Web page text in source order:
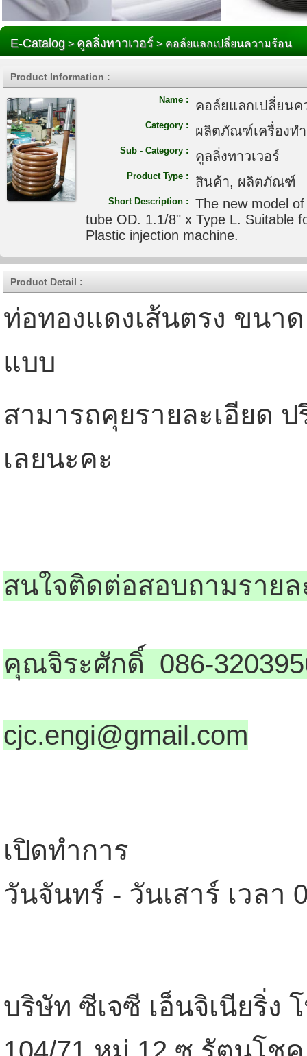
E-Catalog > คูลลิ่งทาวเวอร์ > คอล์ยแลกเปลี่ยนความร้อน
Product Information :
Name : คอล์ยแลกเปลี่ยนค
Category : ผลิตภัณฑ์เครื่องท
Sub - Category : คูลลิ่งทาวเวอร์
Product Type : สินค้า, ผลิตภัณฑ์
Short Description :
The new model
tube OD. 1.1/8" x Type L. Suitable
Plastic injection machine.
Product Detail :
ท่อทองแดงเส้นตรง ขนา
แบบ
สามารถคุยรายละเอียด
เลยนะคะ
สนใจติดต่อสอบถามราย
คุณจิระศักดิ์ 086-
cjc.engi@gmail.com
เปิดทำการ
วันจันทร์ - วันเสาร์ เวลา
บริษัท ซีเจซี เอ็นจิเนียริ่ง